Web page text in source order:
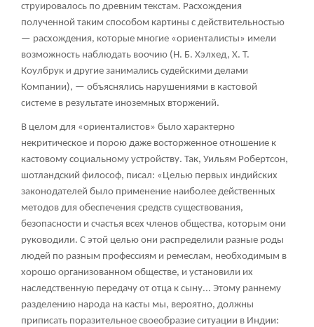
струировалось по древним текстам. Расхождения
полученной таким способом картины с действительностью
— расхождения, которые многие «ориенталисты» имели
возможность наблюдать воочию (Н. Б. Хэлхед, X. Т.
Коулбрук и другие занимались судейскими делами
Компании), — объяснялись нарушениями в кастовой
системе в результате иноземных вторжений.
В целом для «ориенталистов» было характерно
некритическое и порою даже восторженное отношение к
кастовому социальному устройству. Так, Уильям Робертсон,
шотландский философ, писал: «Целью первых индийских
законодателей было применение наиболее действенных
методов для обеспечения средств существования,
безопасности и счастья всех членов общества, которым они
руководили. С этой целью они распределили разные роды
людей по разным профессиям и ремеслам, необходимым в
хорошо организованном обществе, и установили их
наследственную передачу от отца к сыну... Этому раннему
разделению народа на касты мы, вероятно, должны
приписать поразительное своеобразие ситуации в Индии: